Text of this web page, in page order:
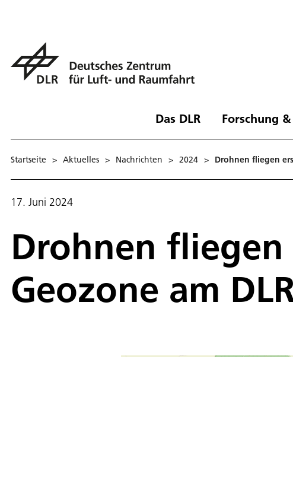
Das DLR Forschung
Startseite > Aktuelles > Nachrichten > 2024 > Drohnen fliegen
17. Juni 2024
Drohnen
Geozone am